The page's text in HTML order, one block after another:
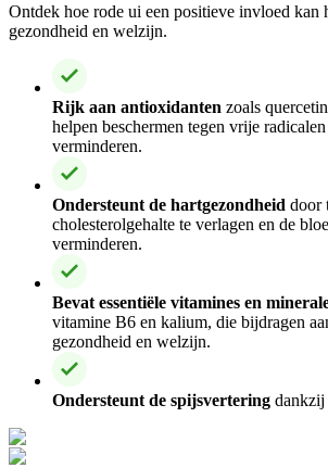
Ontdek hoe rode ui een positieve invloed kan
gezondheid en welzijn.
Rijk aan antioxidanten zoals
helpen beschermen tegen vrije
verminderen.
Ondersteunt de hartgezondheid door
cholesterolgehalte te verlagen en de
verminderen.
Bevat essentiële vitamines en
vitamine B6 en kalium, die bijdragen
gezondheid en welzijn.
Ondersteunt de spijsvertering dankzij